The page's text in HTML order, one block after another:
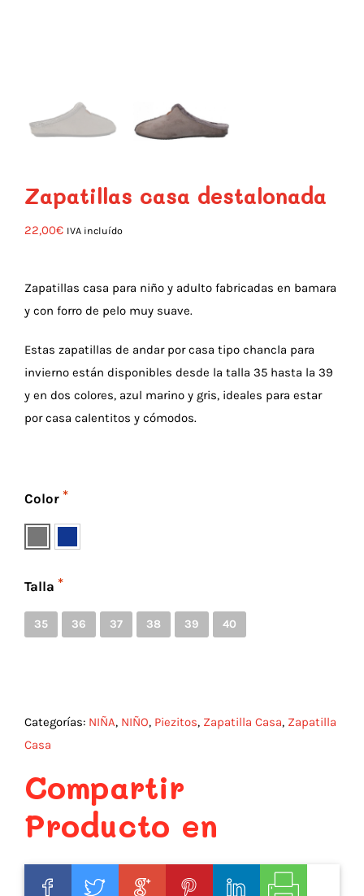
Zapatillas casa destalonada
22,00€ IVA incluído
Zapatillas casa para niño y adulto fabricadas en bamara
y con forro de pelo muy suave.
Estas zapatillas de andar por casa tipo chancla para
invierno están disponibles desde la talla 35 hasta la 39
y en dos colores, azul marino y gris, ideales para estar
por casa calentitos y cómodos.
Color
Talla
35 36 37 38 39 40
Categorías: NIÑA, NIÑO, Piezitos, Zapatilla Casa, Zapatilla
Casa
Compartir
Producto en